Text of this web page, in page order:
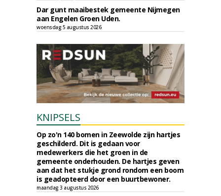
Dar gunt maaibestek gemeente Nijmegen
aan Engelen Groen Uden.
woensdag 5 augustus 2026
KNIPSELS
Op zo'n 140 bomen in Zeewolde zijn hartjes
geschilderd. Dit is gedaan voor
medewerkers die het groen in de
gemeente onderhouden. De hartjes geven
aan dat het stukje grond rondom een boom
is geadopteerd door een buurtbewoner.
maandag 3 augustus 2026